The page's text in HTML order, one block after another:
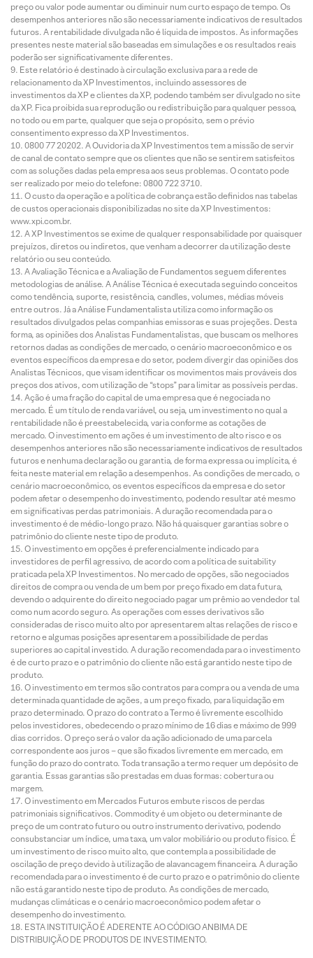
preço ou valor pode aumentar ou diminuir num curto espaço de tempo. Os
desempenhos anteriores não são necessariamente indicativos de resultados
futuros. A rentabilidade divulgada não é líquida de impostos. As informações
presentes neste material são baseadas em simulações e os resultados reais
poderão ser significativamente diferentes.
Este relatório é destinado à circulação exclusiva para a rede de
relacionamento da XP Investimentos, incluindo assessores de
investimentos da XP e clientes da XP, podendo também ser divulgado no site
da XP. Fica proibida sua reprodução ou redistribuição para qualquer pessoa,
no todo ou em parte, qualquer que seja o propósito, sem o prévio
consentimento expresso da XP Investimentos.
0800 77 20202. A Ouvidoria da XP Investimentos tem a missão de servir
de canal de contato sempre que os clientes que não se sentirem satisfeitos
com as soluções dadas pela empresa aos seus problemas. O contato pode
ser realizado por meio do telefone: 0800 722 3710.
O custo da operação e a política de cobrança estão definidos nas tabelas
de custos operacionais disponibilizadas no site da XP Investimentos:
www.xpi.com.br.
A XP Investimentos se exime de qualquer responsabilidade por quaisquer
prejuízos, diretos ou indiretos, que venham a decorrer da utilização deste
relatório ou seu conteúdo.
A Avaliação Técnica e a Avaliação de Fundamentos seguem diferentes
metodologias de análise. A Análise Técnica é executada seguindo conceitos
como tendência, suporte, resistência, candles, volumes, médias móveis
entre outros. Já a Análise Fundamentalista utiliza como informação os
resultados divulgados pelas companhias emissoras e suas projeções. Desta
forma, as opiniões dos Analistas Fundamentalistas, que buscam os melhores
retornos dadas as condições de mercado, o cenário macroeconômico e os
eventos específicos da empresa e do setor, podem divergir das opiniões dos
Analistas Técnicos, que visam identificar os movimentos mais prováveis dos
preços dos ativos, com utilização de “stops” para limitar as possíveis perdas.
Ação é uma fração do capital de uma empresa que é negociada no
mercado. É um título de renda variável, ou seja, um investimento no qual a
rentabilidade não é preestabelecida, varia conforme as cotações de
mercado. O investimento em ações é um investimento de alto risco e os
desempenhos anteriores não são necessariamente indicativos de resultados
futuros e nenhuma declaração ou garantia, de forma expressa ou implícita, é
feita neste material em relação a desempenhos. As condições de mercado, o
cenário macroeconômico, os eventos específicos da empresa e do setor
podem afetar o desempenho do investimento, podendo resultar até mesmo
em significativas perdas patrimoniais. A duração recomendada para o
investimento é de médio-longo prazo. Não há quaisquer garantias sobre o
patrimônio do cliente neste tipo de produto.
O investimento em opções é preferencialmente indicado para
investidores de perfil agressivo, de acordo com a política de suitability
praticada pela XP Investimentos. No mercado de opções, são negociados
direitos de compra ou venda de um bem por preço fixado em data futura,
devendo o adquirente do direito negociado pagar um prêmio ao vendedor tal
como num acordo seguro. As operações com esses derivativos são
consideradas de risco muito alto por apresentarem altas relações de risco e
retorno e algumas posições apresentarem a possibilidade de perdas
superiores ao capital investido. A duração recomendada para o investimento
é de curto prazo e o patrimônio do cliente não está garantido neste tipo de
produto.
O investimento em termos são contratos para compra ou a venda de uma
determinada quantidade de ações, a um preço fixado, para liquidação em
prazo determinado. O prazo do contrato a Termo é livremente escolhido
pelos investidores, obedecendo o prazo mínimo de 16 dias e máximo de 999
dias corridos. O preço será o valor da ação adicionado de uma parcela
correspondente aos juros – que são fixados livremente em mercado, em
função do prazo do contrato. Toda transação a termo requer um depósito de
garantia. Essas garantias são prestadas em duas formas: cobertura ou
margem.
O investimento em Mercados Futuros embute riscos de perdas
patrimoniais significativos. Commodity é um objeto ou determinante de
preço de um contrato futuro ou outro instrumento derivativo, podendo
consubstanciar um índice, uma taxa, um valor mobiliário ou produto físico. É
um investimento de risco muito alto, que contempla a possibilidade de
oscilação de preço devido à utilização de alavancagem financeira. A duração
recomendada para o investimento é de curto prazo e o patrimônio do cliente
não está garantido neste tipo de produto. As condições de mercado,
mudanças climáticas e o cenário macroeconômico podem afetar o
desempenho do investimento.
ESTA INSTITUIÇÃO É ADERENTE AO CÓDIGO ANBIMA DE
DISTRIBUIÇÃO DE PRODUTOS DE INVESTIMENTO.